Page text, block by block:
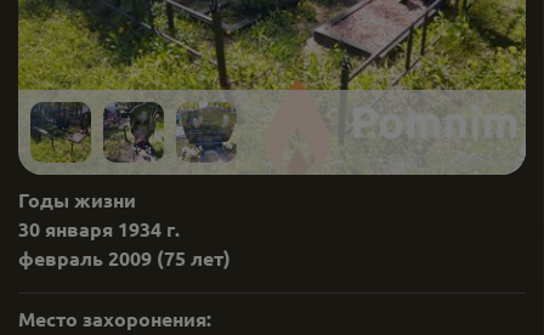
Годы жизни
30 января 1934 г.
февраль 2009 (75 лет)
Место захоронения: